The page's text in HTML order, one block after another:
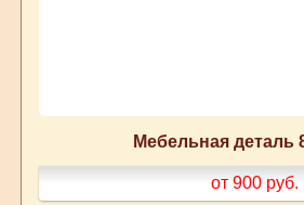
Мебельная деталь
от 900 руб.